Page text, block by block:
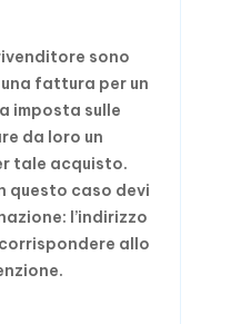
sono
fattura per un
imposta sulle
da loro un
tale acquisto.
questo caso devi
l’indirizzo
allo